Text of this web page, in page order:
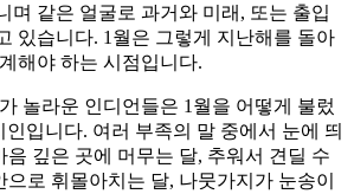
며 같은 얼굴로 과거와 미래, 또는 출입
있습니다. 1월은 그렇게 지난해를 돌아
해야 하는 시점입니다.
놀라운 인디언들은 1월을 어떻게 불렀
인입니다. 여러 부족의 말 중에서 눈에 띄
음 깊은 곳에 머무는 달, 추워서 견딜 수
로 휘몰아치는 달, 나뭇가지가 눈송이